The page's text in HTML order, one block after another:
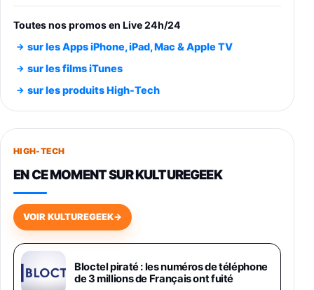
entraénement direct 3 vitesses (33-45-78
trs/min) avec pre-ampli intégré et port USB
Smartphone SAMSUNG Galaxy S26 Ultra
891,99€1199€Fnac (Vendeur Tiers)
Smartphone SAMSUNG Galaxy S26+ Violet
749,99€
648,63€834,71€
Samsung Galaxy Miracle Ultra, Smartphone
Android 5G avec Galaxy AI, 512 Go,
Chargeur Secteur Rapide 25W Inclus,
Smartphone déverrouillé, Noir, Version FR
Toutes nos promos en Live 24h/24
sur les Apps iPhone, iPad, Mac & Apple TV
sur les films iTunes
sur les produits High-Tech
HIGH-TECH
EN CE MOMENT SUR KULTUREGEEK
VOIR KULTUREGEEK→
Bloctel piraté : les numéros de téléphone
de 3 millions de Français ont fuité